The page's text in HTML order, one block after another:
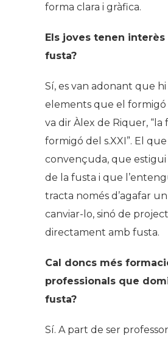
forma clara i gràfica.
Els joves tenen interès
fusta?
Sí, es van adonant que
elements que el formigó i
va dir Àlex de Riquer, “la
formigó del s.XXI”. El
convençuda, que estigui
de la fusta i que
tracta només d’agafar
canviar-lo, sinó de
directament amb fusta.
Cal doncs més
professionals que
fusta?
Sí. A part de ser